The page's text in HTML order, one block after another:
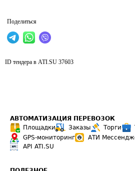
Поделиться
ID тендера в ATI.SU 37603
АВТОМАТИЗАЦИЯ ПЕРЕВОЗОК
Площадки
Заказы Торги
GPS-мониторинг
АТИ
API ATI.SU